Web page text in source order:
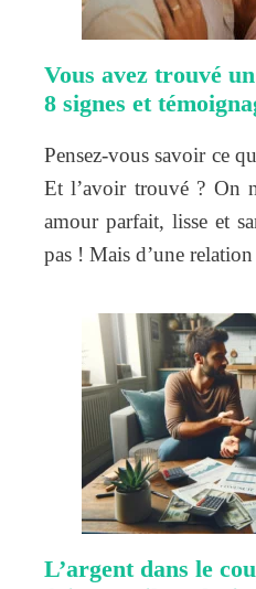
Vous avez trouvé
8 signes et
Pensez-vous savoir ce
Et l’avoir trouvé ? On
amour parfait, lisse et
pas ! Mais d’une
L’argent dans le